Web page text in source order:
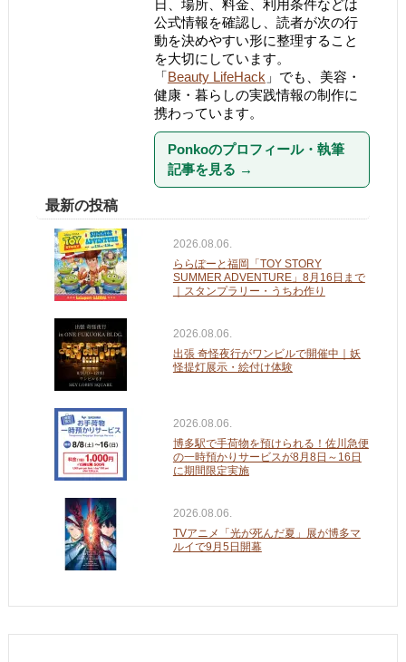
日、場所、料金、利用条件などは
公式情報を確認し、読者が次の行
動を決めやすい形に整理すること
を大切にしています。
「Beauty LifeHack 」でも、美容・
健康・暮らしの実践情報の制作に
携わっています。
Ponkoのプロフィール・執筆
記事を見る →
最新の投稿
2026.08.06.
ららぽーと福岡「TOY STORY
SUMMER ADVENTURE」8月16日まで
｜スタンプラリー・うちわ作り
2026.08.06.
出張 奇怪夜行がワンビルで開催中｜妖
怪提灯展示・絵付け体験
2026.08.06.
博多駅で手荷物を預けられる！佐川急便
の一時預かりサービスが8月8日～16日
に期間限定実施
2026.08.06.
TVアニメ「光が死んだ夏」展が博多マ
ルイで9月5日開幕